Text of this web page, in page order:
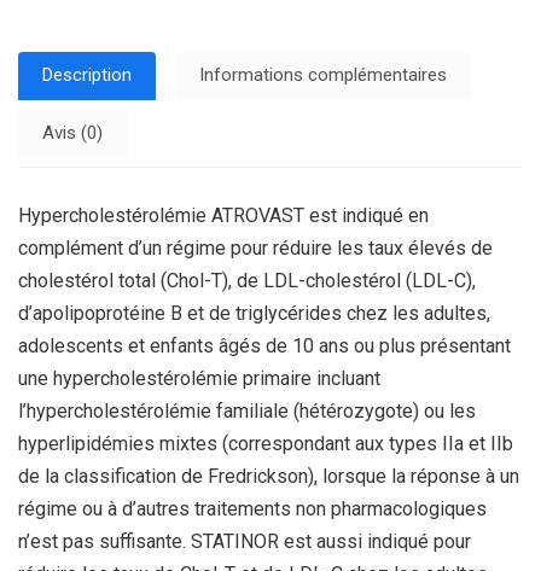
Description Informations complémentaires
Avis (0)
Hypercholestérolémie ATROVAST est indiqué en
complément d’un régime pour réduire les taux élevés de
cholestérol total (Chol-T), de LDL-cholestérol (LDL-C),
d’apolipoprotéine B et de triglycérides chez les adultes,
adolescents et enfants âgés de 10 ans ou plus présentant
une hypercholestérolémie primaire incluant
l’hypercholestérolémie familiale (hétérozygote) ou les
hyperlipidémies mixtes (correspondant aux types IIa et IIb
de la classification de Fredrickson), lorsque la réponse à un
régime ou à d’autres traitements non pharmacologiques
n’est pas suffisante. STATINOR est aussi indiqué pour